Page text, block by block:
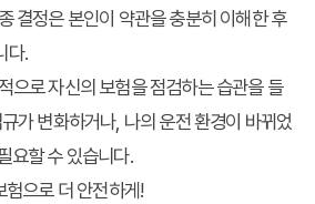
결정은 본인이 약관을 충분히 이해한 후
다.
으로 자신의 보험을 점검하는 습관을 들
가 변화하거나, 나의 운전 환경이 바뀌었
요할 수 있습니다.
으로 더 안전하게!